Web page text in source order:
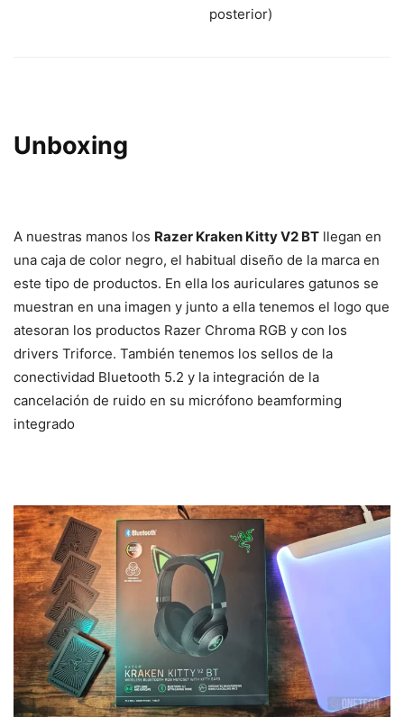
posterior)
Unboxing
A nuestras manos los Razer Kraken Kitty V2 BT llegan en
una caja de color negro, el habitual diseño de la marca en
este tipo de productos. En ella los auriculares gatunos se
muestran en una imagen y junto a ella tenemos el logo que
atesoran los productos Razer Chroma RGB y con los
drivers Triforce. También tenemos los sellos de la
conectividad Bluetooth 5.2 y la integración de la
cancelación de ruido en su micrófono beamforming
integrado